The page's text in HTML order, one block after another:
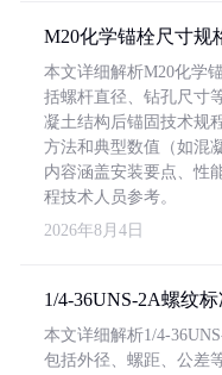
M20化学锚栓尺寸规
本文详细解析M20化学
括螺杆直径、钻孔尺寸
凝土结构后锚固技术规
方法和典型数值（如混
内容涵盖安装要点、性
程技术人员参考。
2026年8月4日
1/4-36UNS-2A螺纹
本文详细解析1/4-
包括外径、螺距、公差